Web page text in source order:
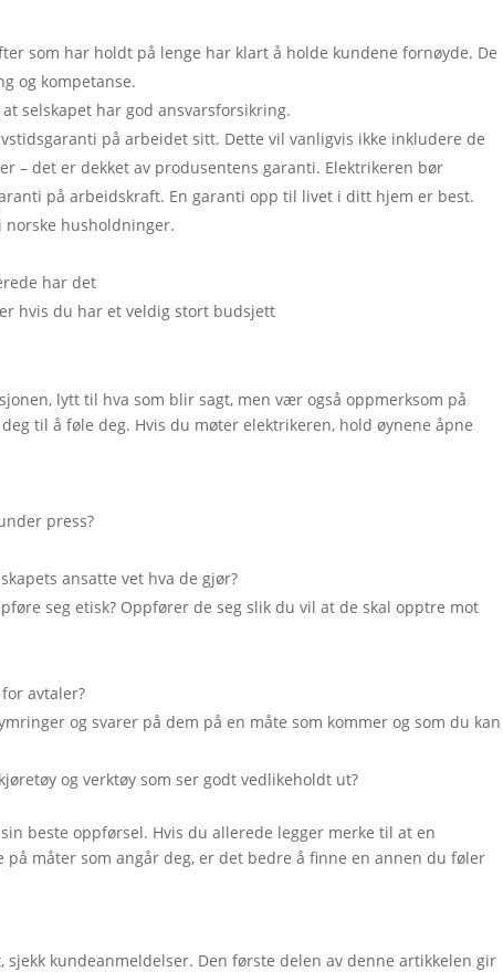
som har holdt på lenge har klart å holde kundene fornøyde. De
og kompetanse.
selskapet har god ansvarsforsikring.
på arbeidet sitt. Dette vil vanligvis ikke inkludere de
– det er dekket av produsentens garanti. Elektrikeren bør
på arbeidskraft. En garanti opp til livet i ditt hjem er best.
norske husholdninger.
har det
hvis du har et veldig stort budsjett
lytt til hva som blir sagt, men vær også oppmerksom på
til å føle deg. Hvis du møter elektrikeren, hold øynene åpne
press?
ansatte vet hva de gjør?
seg etisk? Oppfører de seg slik du vil at de skal opptre mot
avtaler?
og svarer på dem på en måte som kommer og som du kan
og verktøy som ser godt vedlikeholdt ut?
beste oppførsel. Hvis du allerede legger merke til at en
måter som angår deg, er det bedre å finne en annen du føler
sjekk kundeanmeldelser. Den første delen av denne artikkelen gir